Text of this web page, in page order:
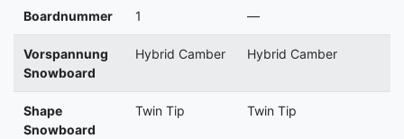
Boardnummer 1 —
Vorspannung
Snowboard
Hybrid Camber Hybrid Camber
Shape
Snowboard
Twin Tip Twin Tip